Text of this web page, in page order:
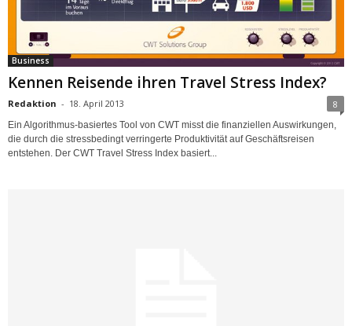
Business
Kennen Reisende ihren Travel Stress Index?
Redaktion - 18. April 2013 8
Ein Algorithmus-basiertes Tool von CWT misst die finanziellen Auswirkungen,
die durch die stressbedingt verringerte Produktivität auf Geschäftsreisen
entstehen. Der CWT Travel Stress Index basiert...